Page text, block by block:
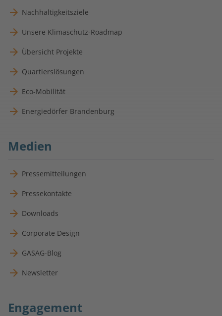
Nachhaltigkeitsziele
Unsere Klimaschutz-Roadmap
Übersicht Projekte
Quartierslösungen
Eco-Mobilität
Energiedörfer Brandenburg
Medien
Pressemitteilungen
Pressekontakte
Downloads
Corporate Design
GASAG-Blog
Newsletter
Engagement